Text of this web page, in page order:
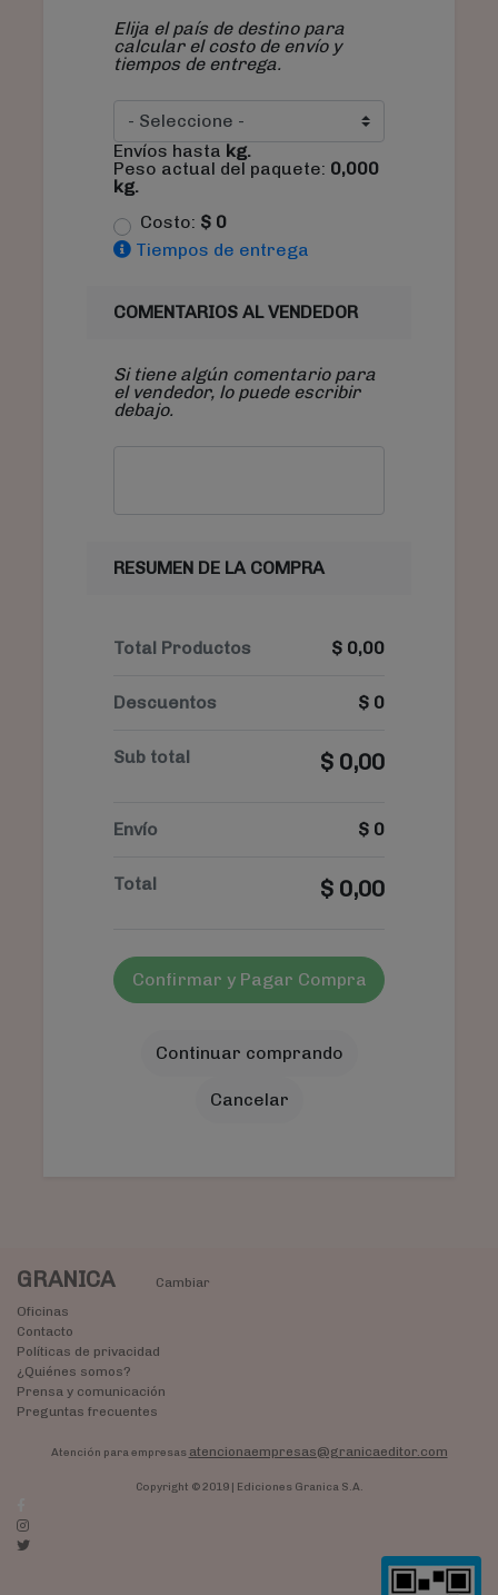
Elija el país de destino para
calcular el costo de envío y
tiempos de entrega.
Envíos hasta kg.
Peso actual del paquete: 0,000
kg.
Costo: $ 0
Tiempos de entrega
COMENTARIOS AL VENDEDOR
Si tiene algún comentario para
el vendedor, lo puede escribir
debajo.
RESUMEN DE LA COMPRA
Total Productos $ 0,00
Descuentos $ 0
Sub total $ 0,00
Envío $ 0
Total $ 0,00
Confirmar y Pagar Compra
Continuar comprando
Cancelar
GRANICA
Cambiar
Oficinas
Contacto
Políticas de privacidad
¿Quiénes somos?
Prensa y comunicación
Preguntas frecuentes
Atención para empresas atencionaempresas@granicaeditor.com
Copyright © 2019 | Ediciones Granica S.A.